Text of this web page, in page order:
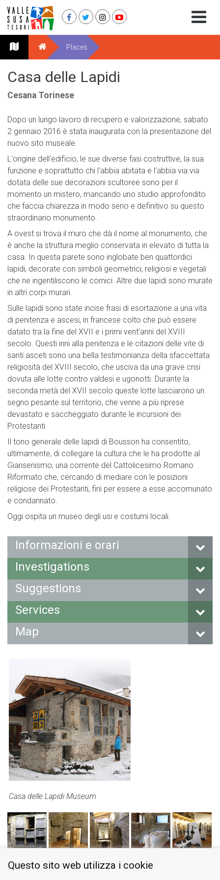
Places
Casa delle Lapidi
Cesana Torinese
Dopo un lungo lavoro di recupero e valorizzazione, sabato
2 gennaio 2016 è stata inaugurata con la presentazione del
nuovo sito museale.
L'origine dell'edificio, le sue diverse fasi costruttive, la sua
funzione e soprattutto chi l'abbia abitata e l'abbia via via
dotata delle sue decorazioni scultoree sono per il
momento un mistero, mancando uno studio approfondito
che faccia chiarezza in modo serio e definitivo su questo
straordinario monumento.
A ovest si trova il muro che dà il nome al monumento, che
è anche la struttura meglio conservata in elevato di tutta la
casa. In questa parete sono inglobate ben quattordici
lapidi, decorate con simboli geometrici, religiosi e vegetali
che ne ingentiliscono le cornici. Altre due lapidi sono murate
in altri corpi murari.
Sulle lapidi sono state incise frasi di esortazione a una vita
di penitenza e ascesi, in francese colto che può essere
datato tra la fine del XVII e i primi vent'anni del XVIII
secolo. Questi inni alla penitenza e le citazioni delle vite di
santi asceti sono una bella testimonianza della sfaccettata
religiosità del XVIII secolo, che usciva da una grave crisi
dovuta alle lotte contro valdesi e ugonotti. Durante la
seconda metà del XVII secolo queste lotte lasciarono un
segno pesante sul territorio, che venne a più riprese
devastato e saccheggiato durante le incursioni dei
Protestanti.
Il tono generale delle lapidi di Bousson ha consentito,
ultimamente, di collegare la cultura che le ha prodotte al
Giansenismo, una corrente del Cattolicesimo Romano
Riformato che, cercando di mediare con le posizioni
religiose dei Protestanti, finì per essere a esse accomunato
e condannato.
Oggi ospita un museo degli usi e costumi locali.
Informazioni e orari
Investigations
Suggestions
Services
Map
Casa delle Lapidi Museum
Questo sito web utilizza i cookie